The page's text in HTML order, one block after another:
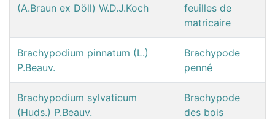
(A.Braun ex Döll) W.D.J.Koch
feuilles de
matricaire
Brachypodium pinnatum (L.)
P.Beauv.
Brachypode
penné
Brachypodium sylvaticum
(Huds.) P.Beauv.
Brachypode
des bois